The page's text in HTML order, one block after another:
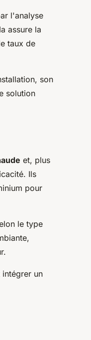
l'analyse
assure la
taux de
son
solution
et, plus
Ils
pour
le type
intégrer un